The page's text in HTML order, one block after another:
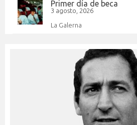
Primer día de beca
3 agosto, 2026
La Galerna